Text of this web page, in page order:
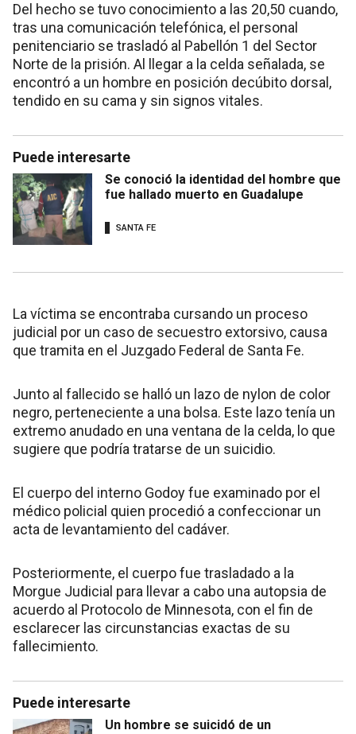
Del hecho se tuvo conocimiento a las 20,50 cuando,
tras una comunicación telefónica, el personal
penitenciario se trasladó al Pabellón 1 del Sector
Norte de la prisión. Al llegar a la celda señalada, se
encontró a un hombre en posición decúbito dorsal,
tendido en su cama y sin signos vitales.
Puede interesarte
Se conoció la identidad del hombre que
fue hallado muerto en Guadalupe
SANTA FE
La víctima se encontraba cursando un proceso
judicial por un caso de secuestro extorsivo, causa
que tramita en el Juzgado Federal de Santa Fe.
Junto al fallecido se halló un lazo de nylon de color
negro, perteneciente a una bolsa. Este lazo tenía un
extremo anudado en una ventana de la celda, lo que
sugiere que podría tratarse de un suicidio.
El cuerpo del interno Godoy fue examinado por el
médico policial quien procedió a confeccionar un
acta de levantamiento del cadáver.
Posteriormente, el cuerpo fue trasladado a la
Morgue Judicial para llevar a cabo una autopsia de
acuerdo al Protocolo de Minnesota, con el fin de
esclarecer las circunstancias exactas de su
fallecimiento.
Puede interesarte
Un hombre se suicidó de un